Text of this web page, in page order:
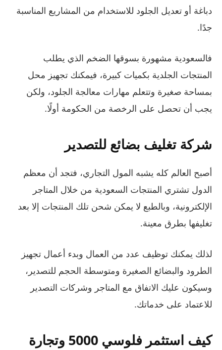
دباغة أو تعديل الجلود للاستخدام من المشاريع المناسبة
جدًا.
فالسعودية مشهورة بسوقها الضخم الذي يطلب
المنتجات الجلدية بكميات كبيرة، فيمكنك تجهيز محل
بمساحة صغيرة وتتعلم مهارات معالجة الجلود، ولكن
يجب أن تحصل على الرخصة من الحكومة أولًا.
شركة تغليف بضائع للتصدير
أصبح العالم كله يشبه المول التجاري، فتجد أن معظم
الدول تشتري المنتجات السعودية من خلال المتاجر
الإلكترونية، وبالطبع لا يمكن شحن تلك المنتجات إلا بعد
تغليفها بطرق معينة.
لذلك يمكنك توظيف عدد من العمال وبدء أعمال تجهيز
الطرود والبضائع الصغيرة ومتوسطة الحجم للتصدير،
وسيكون عليك الاتفاق مع المتاجر وشركات التصدير
للاعتماد على خدماتك.
كيف استثمر فلوسي 5000 وتجارة